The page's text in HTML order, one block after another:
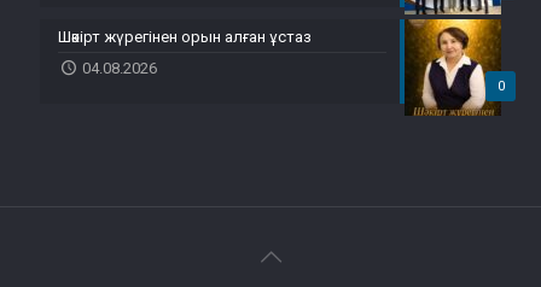
0
Шәкірт жүрегінен орын алған ұстаз
04.08.2026